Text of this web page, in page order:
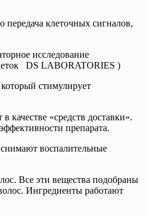
клеточных сигналов,
исследование
DS LABORATORIES )
стимулирует
в качестве «средств доставки».
эффективности препарата.
воспалительные
Все эти вещества подобраны
Ингредиенты работают